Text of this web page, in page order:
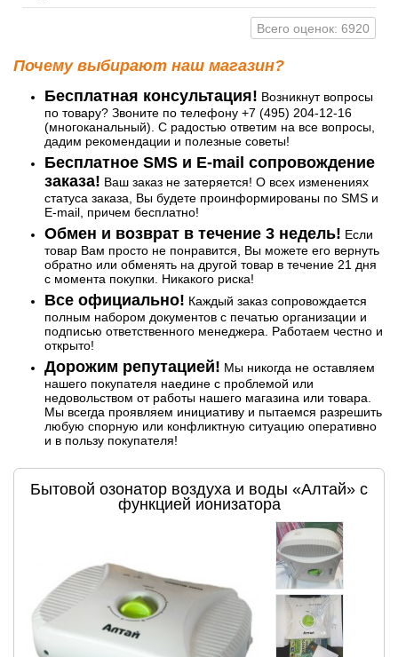
Всего оценок: 6920
Почему выбирают наш магазин?
Бесплатная консультация! Возникнут вопросы
по товару? Звоните по телефону +7 (495) 204-12-16
(многоканальный). С радостью ответим на все вопросы,
дадим рекомендации и полезные советы!
Бесплатное SMS и E-mail сопровождение
заказа! Ваш заказ не затеряется! О всех изменениях
статуса заказа, Вы будете проинформированы по SMS и
E-mail, причем бесплатно!
Обмен и возврат в течение 3 недель! Если
товар Вам просто не понравится, Вы можете его вернуть
обратно или обменять на другой товар в течение 21 дня
с момента покупки. Никакого риска!
Все официально! Каждый заказ сопровождается
полным набором документов с печатью организации и
подписью ответственного менеджера. Работаем честно и
открыто!
Дорожим репутацией! Мы никогда не оставляем
нашего покупателя наедине с проблемой или
недовольством от работы нашего магазина или товара.
Мы всегда проявляем инициативу и пытаемся разрешить
любую спорную или конфликтную ситуацию оперативно
и в пользу покупателя!
Бытовой озонатор воздуха и воды «Алтай» с
функцией ионизатора